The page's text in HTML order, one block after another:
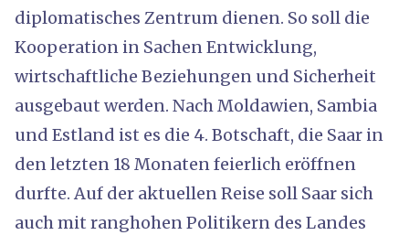
diplomatisches Zentrum dienen. So soll die
Kooperation in Sachen Entwicklung,
wirtschaftliche Beziehungen und Sicherheit
ausgebaut werden. Nach Moldawien, Sambia
und Estland ist es die 4. Botschaft, die Saar in
den letzten 18 Monaten feierlich eröffnen
durfte. Auf der aktuellen Reise soll Saar sich
auch mit ranghohen Politikern des Landes